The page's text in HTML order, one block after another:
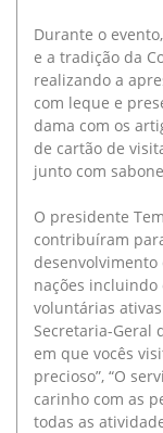
Durante o
e a tradição da
realizando a
com leque e
dama com os
de cartão de
junto com
O presidente
contribuíram
nações incluindo
voluntárias
Secretaria-Geral
em que vocês
precioso”, “O
carinho com as
todas as